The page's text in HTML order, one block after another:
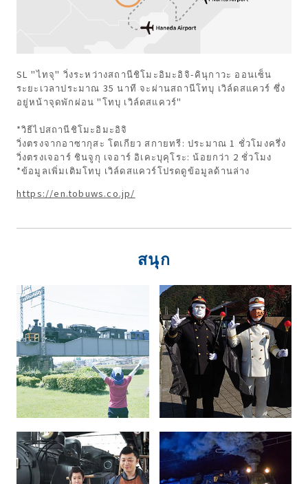
SL "ไทจุ" วิ่งระหว่างสถานีชิโมะอิมะอิจิ-คินุกาวะ ออนเซ็น
ระยะเวลาประมาณ 35 นาที จะผ่านสถานีโทบุ เวิล์ดสแควร์ ซึ่ง
อยู่หน้าจุดพักผ่อน "โทบุ เวิล์ดสแควร์"
*วิธีไปสถานีชิโมะอิมะอิจิ
วิ่งตรงจากอาซากุสะ โตเกียว สกายทรี: ประมาณ 1 ชั่วโมงครึ่ง
วิ่งตรงเจอาร์ ชินจูกุ เจอาร์ อิเคะบุคุโระ: น้อยกว่า 2 ชั่วโมง
*ข้อมูลเพิ่มเติมโทบุ เวิล์ดสแควร์โปรดดูข้อมูลด้านล่าง
https://en.tobuws.co.jp/
สนุก